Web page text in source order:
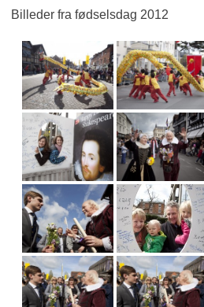
Billeder fra fødselsdag 2012